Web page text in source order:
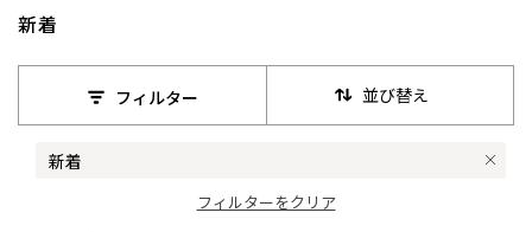
新着
並び替え
フィルター
新着
フィルターをクリア